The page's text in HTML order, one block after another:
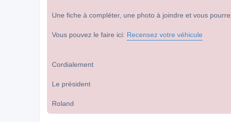
Une fiche à compléter, une photo à joindre et vous
Vous pouvez le faire ici: Recensez votre véhicule
Cordialement
Le président
Roland